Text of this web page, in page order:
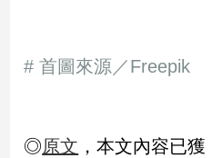
# 首圖來源／Freepik
◎原文 ，本文內容已